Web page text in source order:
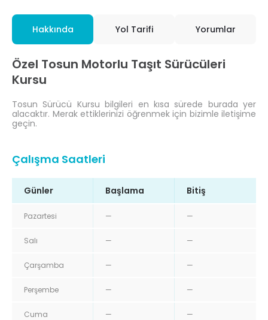
Hakkında Yol Tarifi Yorumlar
Özel Tosun Motorlu Taşıt Sürücüleri
Kursu
Tosun Sürücü Kursu bilgileri en kısa sürede burada yer
alacaktır. Merak ettiklerinizi öğrenmek için bizimle iletişime
geçin.
Çalışma Saatleri
Günler Başlama Bitiş
Pazartesi — —
Salı — —
Çarşamba — —
Perşembe — —
Cuma — —